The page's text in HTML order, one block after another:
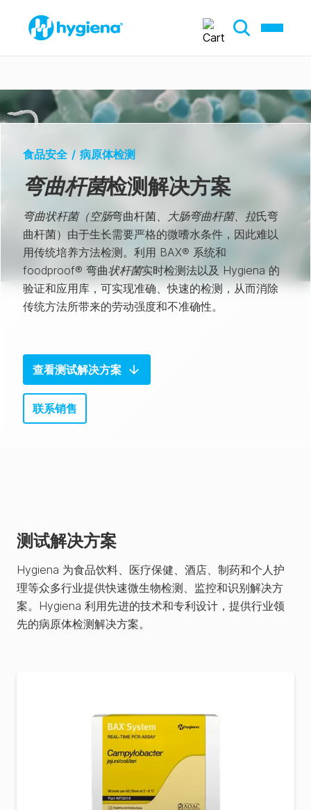
食品安全 / 病原体检测
弯曲杆菌检测解决方案
弯曲状杆菌（空肠弯曲杆菌、大肠弯曲杆菌、拉氏弯
曲杆菌）由于生长需要严格的微嗜水条件，因此难以
用传统培养方法检测。利用 BAX® 系统和
foodproof® 弯曲状杆菌实时检测法以及 Hygiena 的
验证和应用库，可实现准确、快速的检测，从而消除
传统方法所带来的劳动强度和不准确性。
查看测试解决方案
联系销售
测试解决方案
Hygiena 为食品饮料、医疗保健、酒店、制药和个人护
理等众多行业提供快速微生物检测、监控和识别解决方
案。Hygiena 利用先进的技术和专利设计，提供行业领
先的病原体检测解决方案。